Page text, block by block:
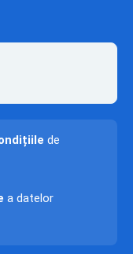
de
a datelor